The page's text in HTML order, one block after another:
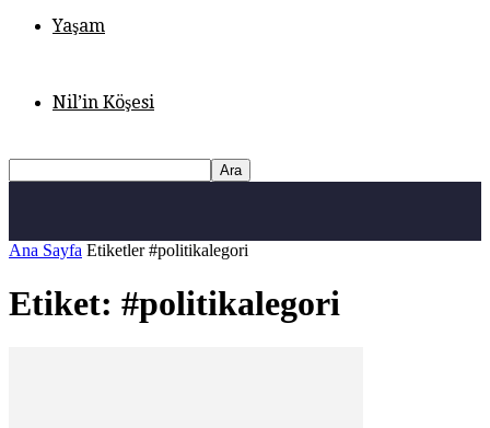
Yaşam
Nil’in Köşesi
Ana Sayfa Etiketler #politikalegori
Etiket: #politikalegori